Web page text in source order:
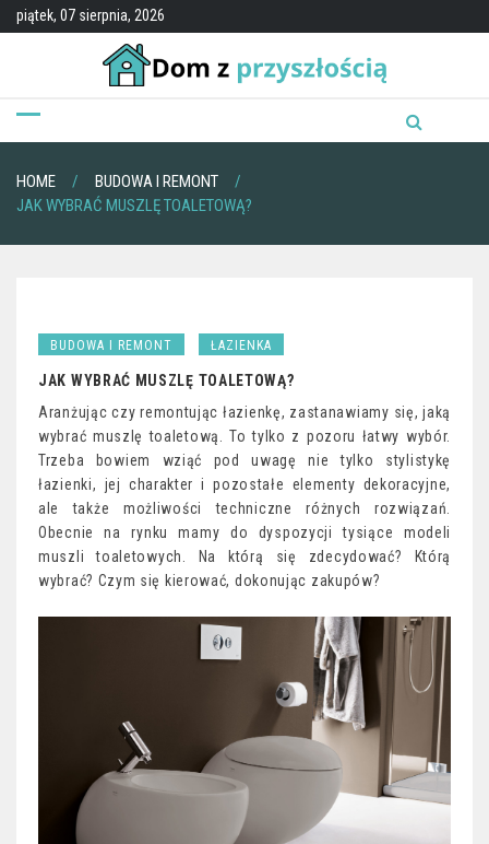
piątek, 07 sierpnia, 2026
HOME
BUDOWA I REMONT
JAK WYBRAĆ MUSZLĘ TOALETOWĄ?
BUDOWA I REMONT ŁAZIENKA
JAK WYBRAĆ MUSZLĘ TOALETOWĄ?
Aranżując czy remontując łazienkę, zastanawiamy się, jaką
wybrać muszlę toaletową. To tylko z pozoru łatwy wybór.
Trzeba bowiem wziąć pod uwagę nie tylko stylistykę
łazienki, jej charakter i pozostałe elementy dekoracyjne,
ale także możliwości techniczne różnych rozwiązań.
Obecnie na rynku mamy do dyspozycji tysiące modeli
muszli toaletowych. Na którą się zdecydować? Którą
wybrać? Czym się kierować, dokonując zakupów?